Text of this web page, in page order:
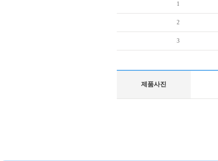
1
2
3
제품사진